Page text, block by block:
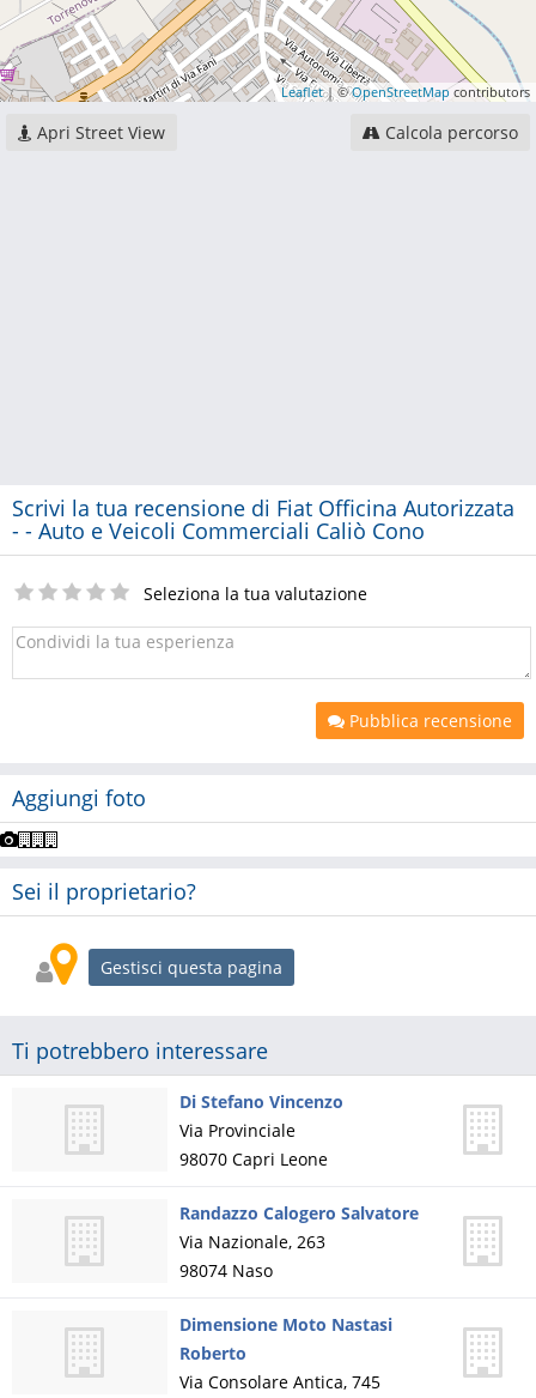
Leaflet| ©OpenStreetMapcontributors
Apri Street View Calcola percorso
Scrivi la tua recensione di Fiat Officina Autorizzata
- - Auto e Veicoli Commerciali Caliò Cono
Seleziona la tua valutazione
Pubblica recensione
Aggiungi foto
Sei il proprietario?
Gestisci questa pagina
Ti potrebbero interessare
Di Stefano Vincenzo
Via Provinciale
98070 Capri Leone
Randazzo Calogero Salvatore
Via Nazionale, 263
98074 Naso
Dimensione Moto Nastasi
Roberto
Via Consolare Antica, 745